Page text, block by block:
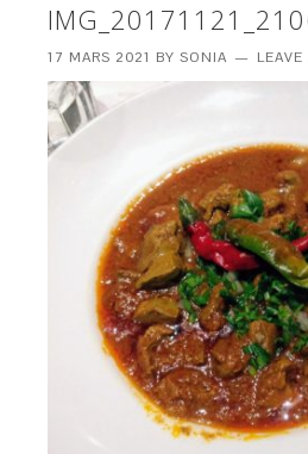
17 MARS 2021 BYSONIA